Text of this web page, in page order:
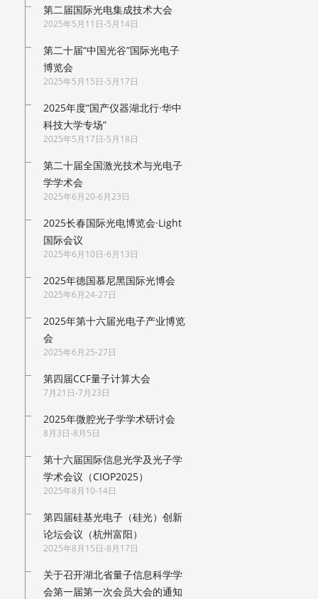
第二届国际光电集成技术大会
2025年5月11日-5月14日
第二十届“中国光谷”国际光电子
博览会
2025年5月15日-5月17日
2025年度“国产仪器湖北行·华中
科技大学专场”
2025年5月17日-5月18日
第二十届全国激光技术与光电子
学学术会
2025年6月20-6月23日
2025长春国际光电博览会·Light
国际会议
2025年6月10日-6月13日
2025年德国慕尼黑国际光博会
2025年6月24-27日
2025年第十六届光电子产业博览
会
2025年6月25-27日
第四届CCF量子计算大会
7月21日-7月23日
2025年微腔光子学学术研讨会
8月3日-8月5日
第十六届国际信息光学及光子学
学术会议（CIOP2025）
2025年8月10-14日
第四届硅基光电子（硅光）创新
论坛会议（杭州富阳）
2025年8月15日-8月17日
关于召开湖北省量子信息科学学
会第一届第一次会员大会的通知